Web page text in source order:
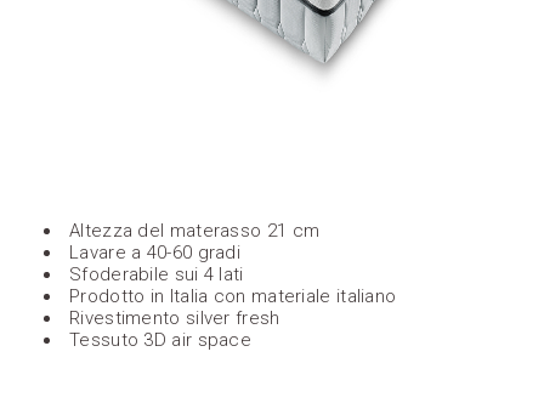
Altezza del materasso 21 cm
Lavare a 40-60 gradi
Sfoderabile sui 4 lati
Prodotto in Italia con materiale italiano
Rivestimento silver fresh
Tessuto 3D air space